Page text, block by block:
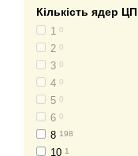
2560x1664 0
2736x1824
2880x1620
2880x1800
2880x1920
3000x2000
3024x1964
3072x1920
3200x1800
39
AMD C
AMD Athlon
AMD Athlon 64 X2
AMD Athlon II X2
AMD Athlon II X3
AMD Athlon Silver
AMD 3000 Series
Кількість ядер ЦП
1 0
2 0
3 0
4 0
5 0
6 0
8 198
10 1